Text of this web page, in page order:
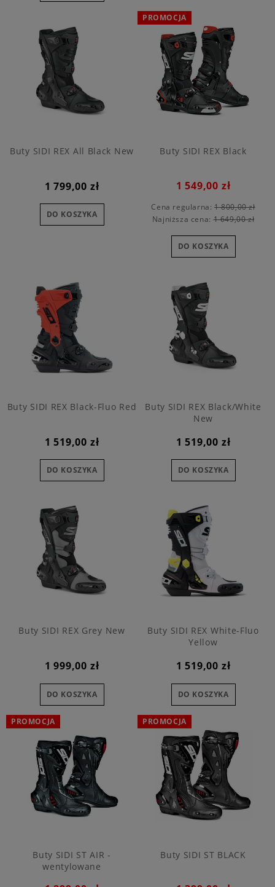
Buty SIDI REX All Black New
1 799,00 zł
DO KOSZYKA
Buty SIDI REX Black
1 549,00 zł
Cena regularna: 1 800,00 zł
Najniższa cena:1 649,00 zł
DO KOSZYKA
PROMOCJA
Buty SIDI REX Black-Fluo Red
1 519,00 zł
DO KOSZYKA
Buty SIDI REX Black/White
New
1 519,00 zł
DO KOSZYKA
Buty SIDI REX Grey New
1 999,00 zł
DO KOSZYKA
Buty SIDI REX White-Fluo
Yellow
1 519,00 zł
DO KOSZYKA
Buty SIDI ST AIR -
wentylowane
PROMOCJA
Buty SIDI ST BLACK
PROMOCJA